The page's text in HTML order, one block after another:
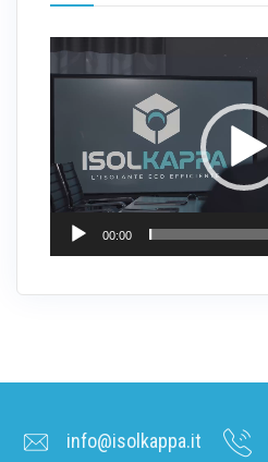
Video
Player
00:00
info@isolkappa.it